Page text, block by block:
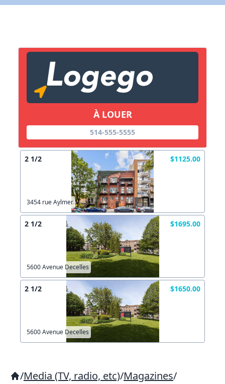
À LOUER
514-555-5555
2 1/2 $1125.00
3454 rue Aylmer
2 1/2 $1695.00
5600 Avenue Decelles
2 1/2 $1650.00
5600 Avenue Decelles
/Media (TV, radio, etc)/Magazines/
Copier lien